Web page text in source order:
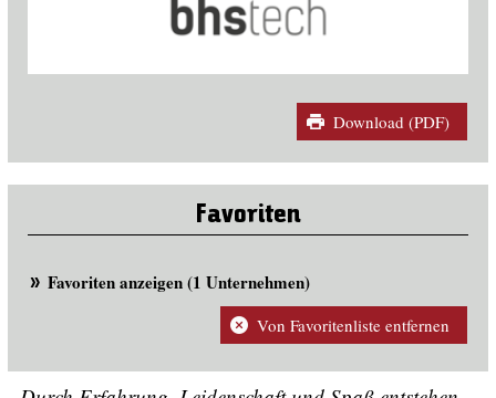
Download (PDF)
Favoriten
Favoriten anzeigen (1 Unternehmen)
Von Favoritenliste entfernen